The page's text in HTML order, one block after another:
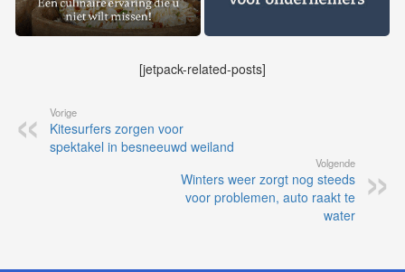
[jetpack-related-posts]
Vorige
Kitesurfers zorgen voor
spektakel in besneeuwd weiland
Volgende
Winters weer zorgt nog steeds
voor problemen, auto raakt te
water